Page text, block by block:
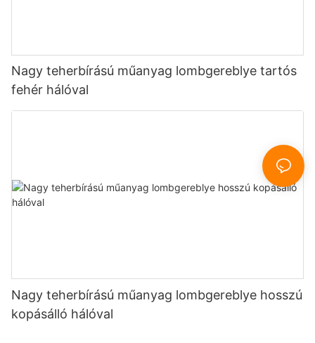
Nagy teherbírású műanyag lombgereblye tartós
fehér hálóval
Nagy teherbírású műanyag lombgereblye hosszú
kopásálló hálóval